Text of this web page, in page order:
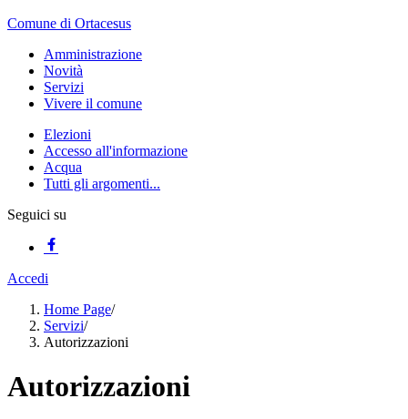
Comune di Ortacesus
Amministrazione
Novità
Servizi
Vivere il comune
Elezioni
Accesso all'informazione
Acqua
Tutti gli argomenti...
Seguici su
Accedi
Home Page/
Servizi/
Autorizzazioni
Autorizzazioni